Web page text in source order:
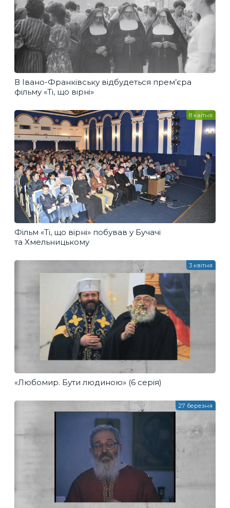
В Івано-Франківську відбудеться прем’єра
фільму «Ті, що вірні»
Фільм «Ті, що вірні» побував у Бучачі
та Хмельницькому
8 квітня
«Любомир. Бути людиною» (6 серія)
3 квітня
27 березня